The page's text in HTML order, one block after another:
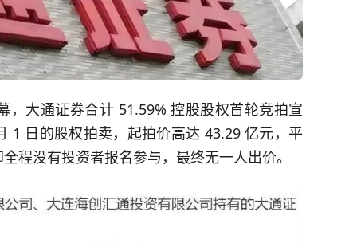
，大通证券合计 51.59% 控股股权首轮竞拍宣
1 日的股权拍卖，起拍价高达 43.29 亿元，平
程没有投资者报名参与，最终无一人出价。